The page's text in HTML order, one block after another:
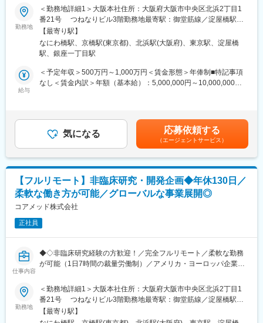
・大学研究室・医療機関と連携した臨床研究支援
※案件は紹介・問い合わせ起点が中心で、アウトバウンドで「取っ
てくる」よりも、引き受けた案件を“成功させる推進”が重要
※1人あたり同時並行：2～3案件程度
※期間：数ヶ月～半年（案件による）
■主な業務内容
●臨床研究支援
ン設計・実行、問い合わせ対応、データ管理、解析計画、解析実
●PSG解析AI／解析クラウド導入支援
・マーケティング計画に基づく導入提案（問い合わせ対応中心）
・テストデータでの精度検証・チューニング、顧客QA
・クロージング、契約書締結、請求管理
●マネージャー候補として
・進行状況・品質のレビュー、プロセスの標準化
・取締役と連携した案件全体の進捗・優先順位設計
会社◆◇
■業務内容：
医薬品開発における薬事戦略の立案・評価・助言を中心としたコ
ンサルティング業務をお任せします。承認取得に向けた最適な戦
略を設計する上流ポジションです。
・クライアントの基本戦略を踏まえた薬事戦略の立案
・三極規制当局との事前相談を含むリエゾン業務および規制動向
の調査・分析・アドバイス
・新薬ライセンス導入時のデューデリジェンス対応
■業務の特徴：
・プロジェクトは個人で完結させるのではなく、社内メンバーと
連携しながら分担して推進しています。
・国内外の規制当局と関わりながら、国際基準での薬事戦略に携
われる環境です。
■教育体制：
通常医薬品メーカー出身が会員である関西医薬協会に、当社は会
員として登録しています。業界関連のセミナーにも参加すること
プデートできる環境です。
■働き方：
勤務地
＜勤務地詳細1＞大阪本社住所：大阪府大阪市中央区北浜2丁目1
番21号 つねなりビル3階勤務地最寄駅：御堂筋線／淀屋橋駅受
動喫煙対策：屋内全面禁煙＜勤務地詳細2＞東京支社住所：東京都
千代田区丸の内1-11-1 パシフィックセンチュリープレイス丸の内
13階 受動喫煙対策：屋内全面禁煙変更の範囲：無
【最寄り駅】
なにわ橋駅、京橋駅(東京都)、北浜駅(大阪府)、東京駅、淀屋橋
駅、銀座一丁目駅
給与
＜予定年収＞500万円～1,000万円＜賃金形態＞年俸制■特記事項
なし＜賃金内訳＞年額（基本給）：5,000,000円～10,000,000円
額であり、選考を通じて上下する可能性があります。月給(月額)は
固定手当を含めた表記です。
気になる 応募依頼する
（エージェントサービス）
【フルリモート】非臨床研究・開発企画◆年休130日／
柔軟な働き方が可能／グローバルな事業展開◎
コアメッド株式会社
正社員
仕事内容
◆◇非臨床研究経験の方歓迎！／完全フルリモート／柔軟な勤務
が可能（1日7時間の裁量労働制）／アメリカ・ヨーロッパ企業と
◆◇
■仕事内容：
承認申請・取得に向けた非（前）臨床開発戦略の構築・評価・分
勤務地
＜勤務地詳細1＞大阪本社住所：大阪府大阪市中央区北浜2丁目1
番21号 つねなりビル3階勤務地最寄駅：御堂筋線／淀屋橋駅受
動喫煙対策：屋内全面禁煙＜勤務地詳細2＞東京支社住所：東京都
千代田区丸の内1-11-1 パシフィックセンチュリープレイス丸の内
【最寄り駅】